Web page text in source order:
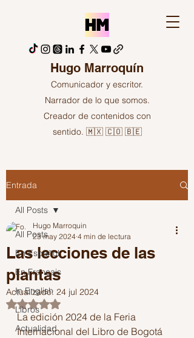
Hugo Marroquín
Comunicador y escritor.
Narrador de lo que somos.
Creador de contenidos con
sentido. 🇲🇽 🇨🇴 🇧🇪
Entrada
All Posts
En Español
En Français
In English
Libros
Actualidad
All Posts
Las lecciones de las
plantas
Hugo Marroquin
23 may 2024 4 min de lectura
Actualizado: 24 jul 2024
Obtuvo NaN de 5 estrellas.
La edición 2024 de la Feria
Internacional del Libro de Bogotá